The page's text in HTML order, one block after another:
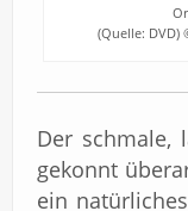
(Quelle: DVD)
Der schmale,
gekonnt
ein